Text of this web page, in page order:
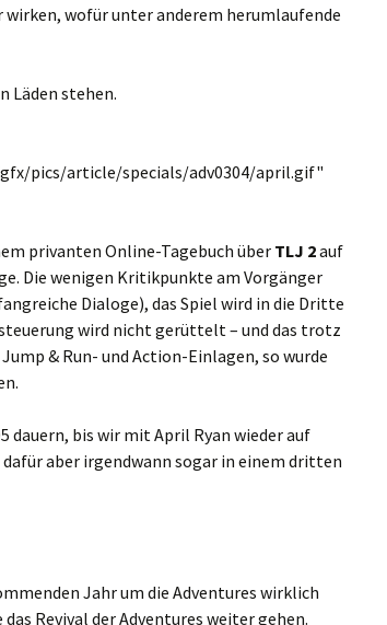
wofür unter anderem herumlaufende
Läden stehen.
pics/article/specials/adv0304/april.gif"
privanten Online-Tagebuch über TLJ 2auf
Die wenigen Kritikpunkte am Vorgänger
Dialoge), das Spiel wird in die Dritte
wird nicht gerüttelt – und das trotz
& Run- und Action-Einlagen, so wurde
dauern, bis wir mit April Ryan wieder auf
aber irgendwann sogar in einem dritten
Jahr um die Adventures wirklich
Revival der Adventures weiter gehen.